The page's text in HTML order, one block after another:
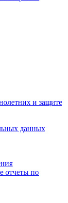
и защите
данных
отчеты по